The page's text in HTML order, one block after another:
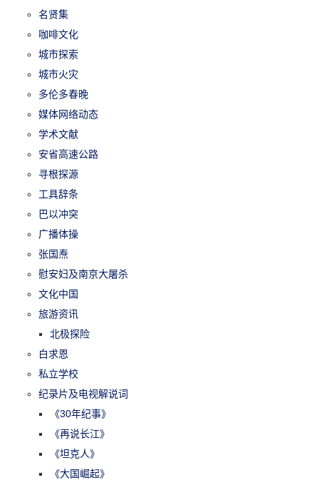
名贤集
咖啡文化
城市探索
城市火灾
多伦多春晚
媒体网络动态
学术文献
安省高速公路
寻根探源
工具辞条
巴以冲突
广播体操
张国焘
慰安妇及南京大屠杀
文化中国
旅游资讯
北极探险
白求恩
私立学校
纪录片及电视解说词
《30年纪事》
《再说长江》
《坦克人》
《大国崛起》